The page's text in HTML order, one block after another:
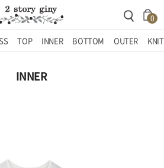
0
TOP INNER BOTTOM OUTER KNIT
INNER